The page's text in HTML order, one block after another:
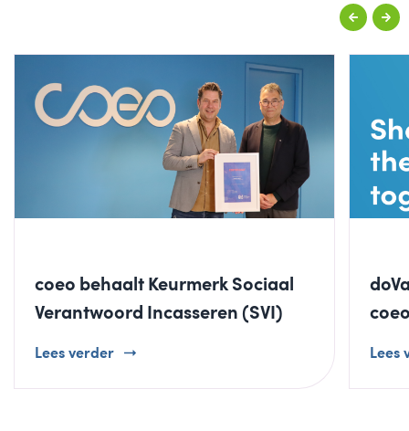
coeo behaalt Keurmerk Sociaal
Verantwoord Incasseren (SVI)
Lees verder Lees